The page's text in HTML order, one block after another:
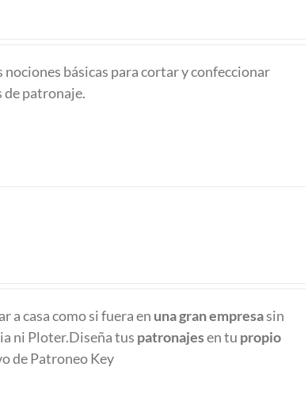
básicas para cortar y confeccionar
de patronaje.
a casa como si fuera en una gran empresasin
ni Ploter.Diseña tus patronajesen tu propio
de Patroneo Key